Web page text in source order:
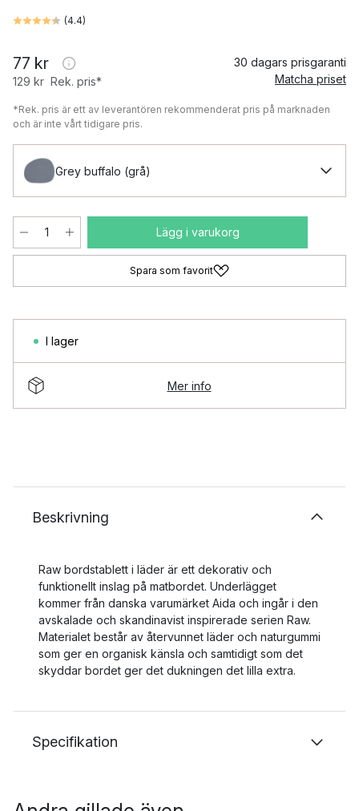
(4.4)
77 kr
129 kr Rek. pris*
30 dagars prisgaranti
Matcha priset
*Rek. pris är ett av leverantören rekommenderat pris på marknaden
och är inte vårt tidigare pris.
Grey buffalo (grå)
Lägg i varukorg
Spara som favorit
I lager
Mer info
Beskrivning
Raw bordstablett i läder är ett dekorativ och
funktionellt inslag på matbordet. Underlägget
kommer från danska varumärket Aida och ingår i den
avskalade och skandinavist inspirerade serien Raw.
Materialet består av återvunnet läder och naturgummi
som ger en organisk känsla och samtidigt som det
skyddar bordet ger det dukningen det lilla extra.
Specifikation